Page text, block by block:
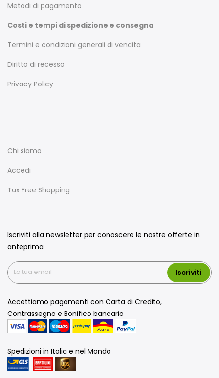
Metodi di pagamento
Costi e tempi di spedizione e consegna
Termini e condizioni generali di vendita
Diritto di recesso
Privacy Policy
Chi siamo
Accedi
Tax Free Shopping
Iscriviti alla newsletter per conoscere le nostre offerte in
anteprima
Iscriviti
Accettiamo pagamenti con Carta di Credito,
Contrassegno e Bonifico bancario
Spedizioni in Italia e nel Mondo